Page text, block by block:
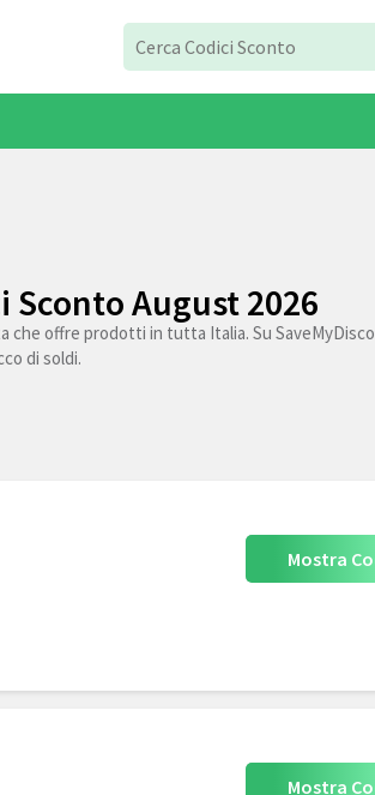
Sconto August 2026
che offre prodotti in tutta Italia. Su
di soldi.
Mostra
Mostra